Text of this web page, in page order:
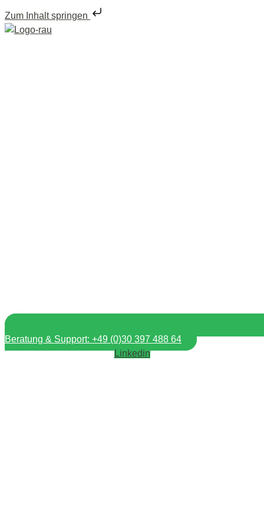
Zum Inhalt springen
Beratung & Support: +49 (0)30 397 488 64
Linkedin